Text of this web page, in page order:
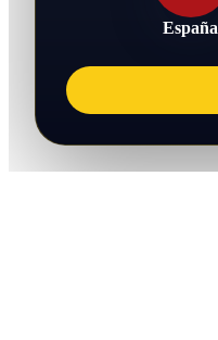
España